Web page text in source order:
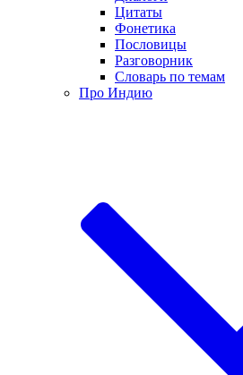
Цитаты
Фонетика
Пословицы
Разговорник
Словарь по темам
Про Индию